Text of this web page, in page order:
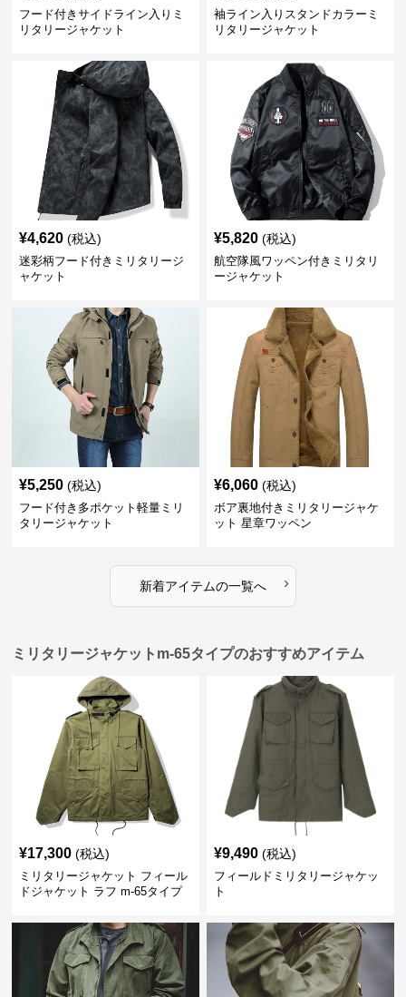
フード付きサイドライン入りミ
リタリージャケット
袖ライン入りスタンドカラーミ
リタリージャケット
¥4,620 (税込)
迷彩柄フード付きミリタリージ
ャケット
¥5,820 (税込)
航空隊風ワッペン付きミリタリ
ージャケット
¥5,250 (税込)
フード付き多ポケット軽量ミリ
タリージャケット
¥6,060 (税込)
ボア裏地付きミリタリージャケ
ット 星章ワッペン
新着アイテムの一覧へ ›
ミリタリージャケットm-65タイプのおすすめアイテム
¥17,300 (税込)
ミリタリージャケット フィール
ドジャケット ラフ m-65タイプ
¥9,490 (税込)
フィールドミリタリージャケッ
ト